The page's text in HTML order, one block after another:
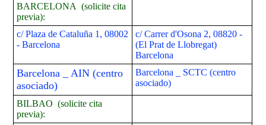
BARCELONA (solicite cita
previa):
c/ Plaza de Cataluña 1, 08002
- Barcelona
c/ Carrer d'Osona 2, 08820 -
(El Prat de Llobregat)
Barcelona
Barcelona _ AIN (centro
asociado)
Barcelona _ SCTC (centro
asociado)
BILBAO (solicite cita
previa):